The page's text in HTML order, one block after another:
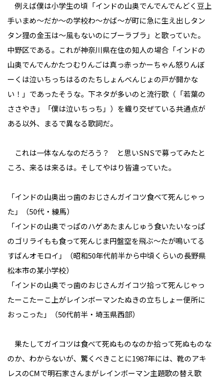
例えば僕は小学生の頃「インドの山奥でんでんでんどく豆上
手いまめ～だか～の学校わ～かば～が町に急に生え出しタン
タン狸の金玉は～風もないのにブーラブラ」と歌っていた。
中野区である。これが神奈川県在住の知人の場合「インドの
山奥でんでんかたつむりんごは真っ赤っかーちゃん怒りんぼ
ーくは泣いちっちはるのたちしょんべんじょの戸が開かな
い！」であったそうな。下ネタが多いのと流行歌（「若葉の
ささやき」「僕は泣いちっち」）を織り交ぜている共通点が
ある以外、まるで異なる歌詞だ。
これは一体なんなのだろう？ と思いSNSで募ってみたと
ころ、来るは来るは。そしてやはり皆違っていた。
「インドの山奥出っ歯のおじさんガイコツ食べて死んじゃっ
た」（50代・練馬）
「インドの山奥でっぱのハゲあたまんじゅう食いたいなっぱ
のゴリライもも食って死んじま円盤空を飛ぶ～たが鳴いてる
すばんオモロイ」（昭和50年代前半から中頃くらいの長野県
松本市の某小学校）
「インドの山奥でっ歯のおじさんガイコツ拾って死んじゃっ
たーこたーこ上がレインボーマンたぬきの立ちしょー便所に
おっこった」（50代前半・埼玉県西部）
果たしてガイコツは食べて死ぬものなのか拾って死ぬものな
のか、わからないが、驚くべきことに1987年には、靴のアキ
レスのCMで明石家さんまがレインボーマン主題歌の替え歌